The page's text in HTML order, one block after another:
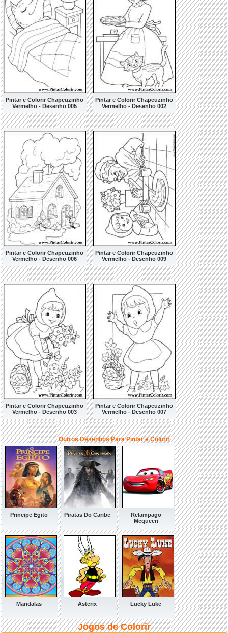
Pintar e Colorir Chapeuzinho
Vermelho - Desenho 005
Pintar e Colorir Chapeuzinho
Vermelho - Desenho 002
Pintar e Colorir Chapeuzinho
Vermelho - Desenho 006
Pintar e Colorir Chapeuzinho
Vermelho - Desenho 009
Pintar e Colorir Chapeuzinho
Vermelho - Desenho 003
Pintar e Colorir Chapeuzinho
Vermelho - Desenho 007
Outros Desenhos Para Pintar e Colorir
Principe Egito Piratas Do Caribe
Relampago
Mcqueen
Mandalas Asterix Lucky Luke
Jogos de Colorir